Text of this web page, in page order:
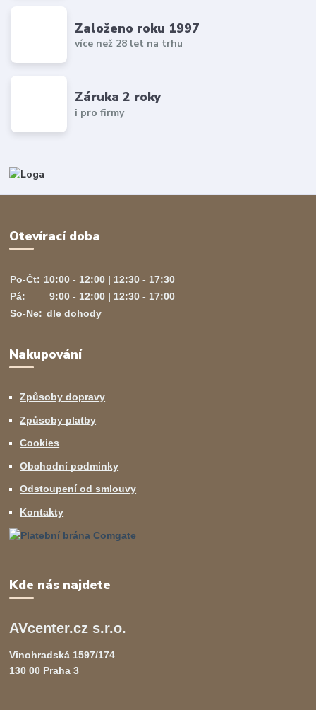
Založeno roku 1997
více než 28 let na trhu
Záruka 2 roky
i pro firmy
Otevírací doba
Po-Čt: 10:00 - 12:00 | 12:30 - 17:30
Pá:
9:00 - 12:00 | 12:30 - 17:00
So-Ne: dle dohody
Nakupování
Způsoby dopravy
Způsoby platby
Cookies
Obchodní podminky
Odstoupení od smlouvy
Kontakty
Kde nás najdete
AVcenter.cz s.r.o.
Vinohradská 1597/174
130 00 Praha 3